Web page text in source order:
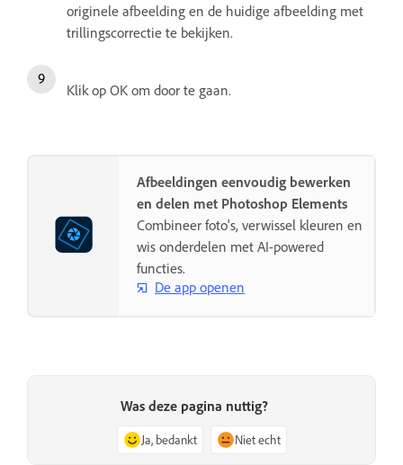
originele afbeelding en de huidige afbeelding met
trillingscorrectie te bekijken.
Klik op OK om door te gaan.
Afbeeldingen eenvoudig bewerken
en delen met Photoshop Elements
Combineer foto's, verwissel kleuren en
wis onderdelen met AI-powered
functies.
De app openen
Was deze pagina nuttig?
Ja, bedankt Niet echt